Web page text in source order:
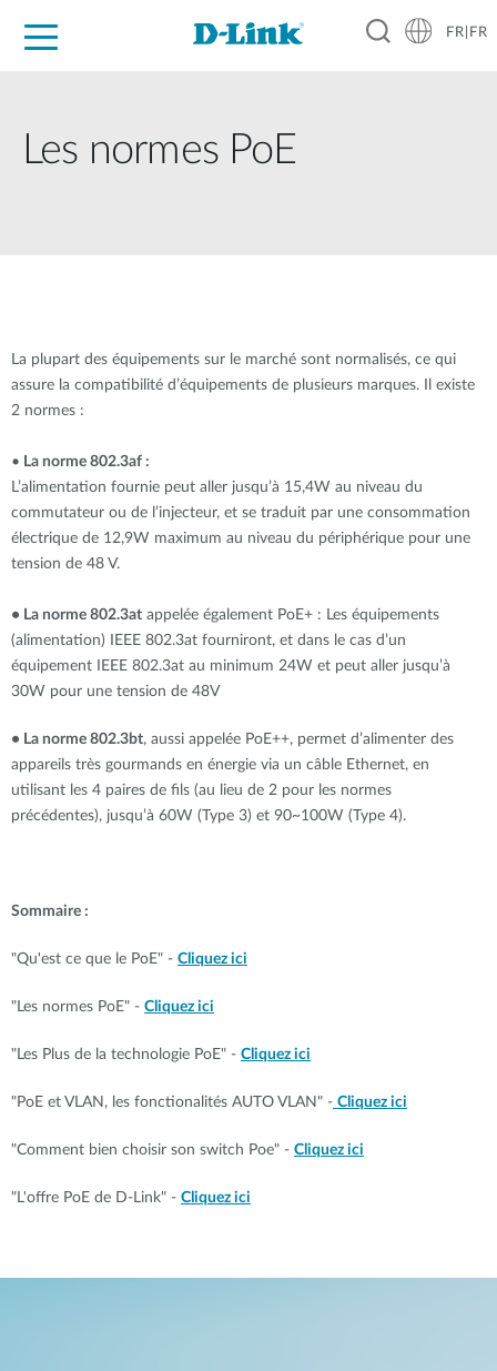
FR|FR
Les normes PoE
La plupart des équipements sur le marché sont normalisés, ce qui
assure la compatibilité d’équipements de plusieurs marques. Il existe
2 normes :
• La norme 802.3af :
L’alimentation fournie peut aller jusqu’à 15,4W au niveau du
commutateur ou de l’injecteur, et se traduit par une consommation
électrique de 12,9W maximum au niveau du périphérique pour une
tension de 48 V.
• La norme 802.3at appelée également PoE+ : Les équipements
(alimentation) IEEE 802.3at fourniront, et dans le cas d’un
équipement IEEE 802.3at au minimum 24W et peut aller jusqu’à
30W pour une tension de 48V
• La norme 802.3bt, aussi appelée PoE++, permet d’alimenter des
appareils très gourmands en énergie via un câble Ethernet, en
utilisant les 4 paires de fils (au lieu de 2 pour les normes
précédentes), jusqu’à 60W (Type 3) et 90~100W (Type 4).
Sommaire :
"Qu'est ce que le PoE" - Cliquez ici
"Les normes PoE" - Cliquez ici
"Les Plus de la technologie PoE" - Cliquez ici
"PoE et VLAN, les fonctionalités AUTO VLAN" - Cliquez ici
"Comment bien choisir son switch Poe" - Cliquez ici
"L'offre PoE de D-Link" - Cliquez ici